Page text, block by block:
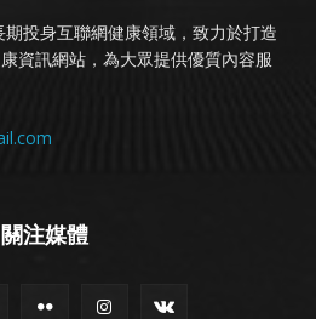
投身互聯網健康領域，致力於打造
資訊網站，為大眾提供優質內容服
關注媒體